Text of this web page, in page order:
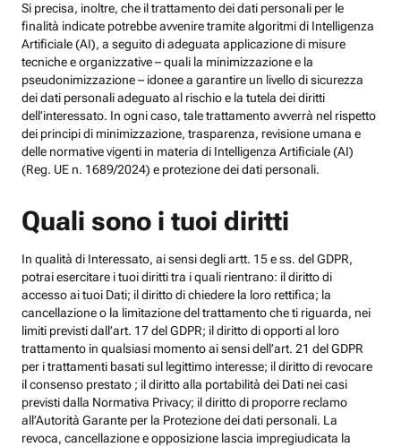
Si precisa, inoltre, che il trattamento dei dati personali per le
finalità indicate potrebbe avvenire tramite algoritmi di Intelligenza
Artificiale (AI), a seguito di adeguata applicazione di misure
tecniche e organizzative – quali la minimizzazione e la
pseudonimizzazione – idonee a garantire un livello di sicurezza
dei dati personali adeguato al rischio e la tutela dei diritti
dell’interessato. In ogni caso, tale trattamento avverrà nel rispetto
dei principi di minimizzazione, trasparenza, revisione umana e
delle normative vigenti in materia di Intelligenza Artificiale (AI)
(Reg. UE n. 1689/2024) e protezione dei dati personali.
Quali sono i tuoi diritti
In qualità di Interessato, ai sensi degli artt. 15 e ss. del GDPR,
potrai esercitare i tuoi diritti tra i quali rientrano: il diritto di
accesso ai tuoi Dati; il diritto di chiedere la loro rettifica; la
cancellazione o la limitazione del trattamento che ti riguarda, nei
limiti previsti dall’art. 17 del GDPR; il diritto di opporti al loro
trattamento in qualsiasi momento ai sensi dell’art. 21 del GDPR
per i trattamenti basati sul legittimo interesse; il diritto di revocare
il consenso prestato ; il diritto alla portabilità dei Dati nei casi
previsti dalla Normativa Privacy; il diritto di proporre reclamo
all’Autorità Garante per la Protezione dei dati personali. La
revoca, cancellazione e opposizione lascia impregiudicata la